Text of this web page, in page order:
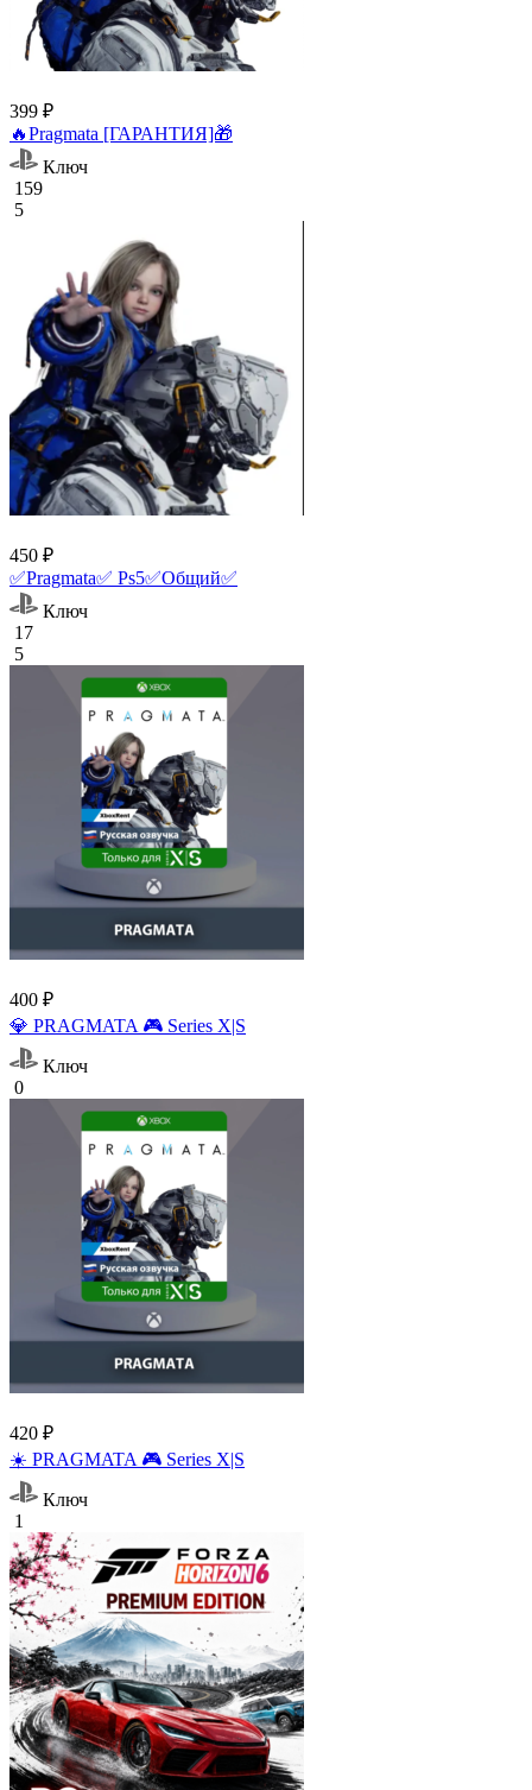
399 ₽
🔥Pragmata [ГАРАНТИЯ]🎁
Ключ
159
5
450 ₽
✅Pragmata✅ Ps5✅Общий✅
Ключ
17
5
400 ₽
💎 PRAGMATA 🎮 Series X|S
Ключ
0
420 ₽
☀️ PRAGMATA 🎮 Series X|S
Ключ
1